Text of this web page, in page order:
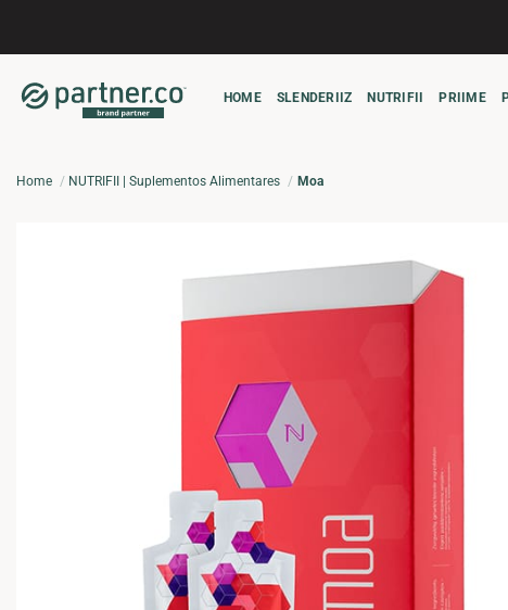
HOME SLENDERIIZ NUTRIFII PRIIME
Home NUTRIFII | Suplementos Alimentares Moa